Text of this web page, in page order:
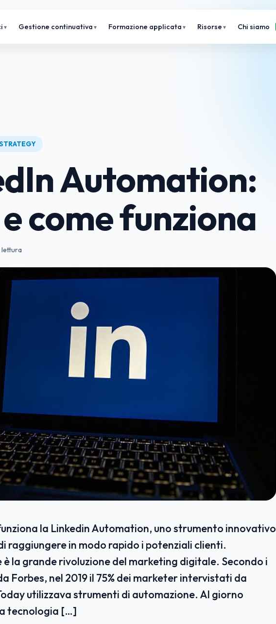
Gestione continuativa Formazione applicata Risorse Chi siamo
Automation:
e come funziona
lettura
la Linkedin Automation, uno strumento innovativo
raggiungere in modo rapido i potenziali clienti.
è la grande rivoluzione del marketing digitale. Secondo i
Forbes, nel 2019 il 75% dei marketer intervistati da
utilizzava strumenti di automazione. Al giorno
tecnologia […]